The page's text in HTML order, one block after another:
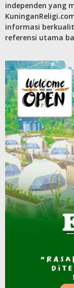
independen yang
informasi
referensi utama